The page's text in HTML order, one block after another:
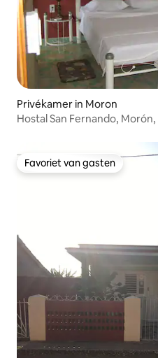
Privékamer in Moron
Favoriet van gasten
Favoriet van gasten